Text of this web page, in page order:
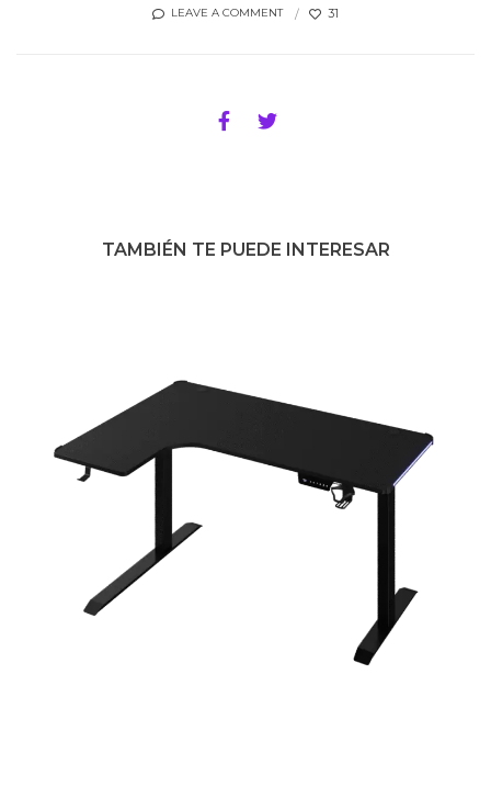
LEAVE A COMMENT 31
TAMBIÉN TE PUEDE INTERESAR